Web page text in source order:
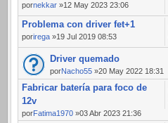
pornekkar »12 May 2023 23:06
Problema con driver fet+1
porirega »19 Jul 2019 08:53
Driver quemado
porNacho55 »20 May 2022 18:31
Fabricar batería para foco de
12v
porFatima1970 »03 Abr 2023 21:36